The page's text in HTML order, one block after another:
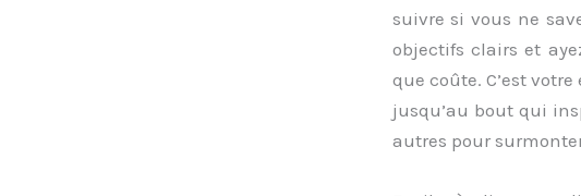
suivre si vous ne
objectifs clairs et
que coûte. C’est
jusqu’au bout qui
autres pour